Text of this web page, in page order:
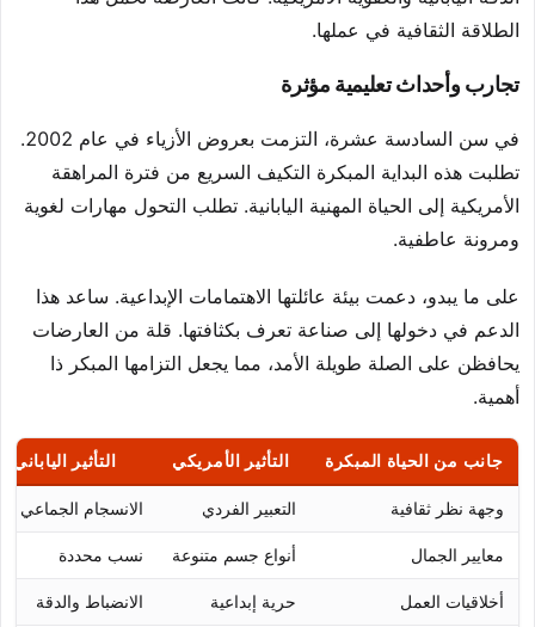
الطلاقة الثقافية في عملها.
تجارب وأحداث تعليمية مؤثرة
في سن السادسة عشرة، التزمت بعروض الأزياء في عام 2002.
تطلبت هذه البداية المبكرة التكيف السريع من فترة المراهقة
الأمريكية إلى الحياة المهنية اليابانية. تطلب التحول مهارات لغوية
ومرونة عاطفية.
على ما يبدو، دعمت بيئة عائلتها الاهتمامات الإبداعية. ساعد هذا
الدعم في دخولها إلى صناعة تعرف بكثافتها. قلة من العارضات
يحافظن على الصلة طويلة الأمد، مما يجعل التزامها المبكر ذا
أهمية.
جانب من الحياة المبكرة التأثير الأمريكي التأثير الياباني
وجهة نظر ثقافية التعبير الفردي الانسجام الجماعي
معايير الجمال أنواع جسم متنوعة نسب محددة
أخلاقيات العمل حرية إبداعية الانضباط والدقة